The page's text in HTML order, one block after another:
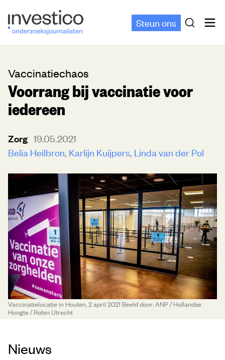
Steun ons
Vaccinatiechaos
Voorrang bij vaccinatie voor
iedereen
Zorg 19.05.2021
Belia Heilbron Karlijn Kuijpers Linda van der Pol
Vaccinatielocatie in Houten, 2 april 2021 Beeld door: ANP / Hollandse
Hoogte / Robin Utrecht
Nieuws